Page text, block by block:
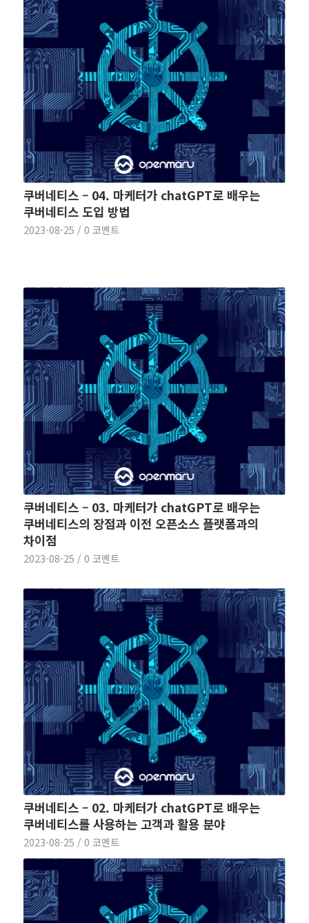
쿠버네티스 – 04. 마케터가 chatGPT로 배우는
쿠버네티스 도입 방법
2023-08-25 / 0 코멘트
쿠버네티스 – 03. 마케터가 chatGPT로 배우는
쿠버네티스의 장점과 이전 오픈소스 플랫폼과의
차이점
2023-08-25 / 0 코멘트
쿠버네티스 – 02. 마케터가 chatGPT로 배우는
쿠버네티스를 사용하는 고객과 활용 분야
2023-08-25 / 0 코멘트